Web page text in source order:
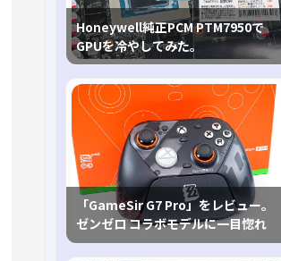
Honeywell純正PCM PTM7950で
GPUを冷やしてみた。
「GameSir G7 Pro」をレビュー。
ゼンゼロ コラボモデルに一目惚れ